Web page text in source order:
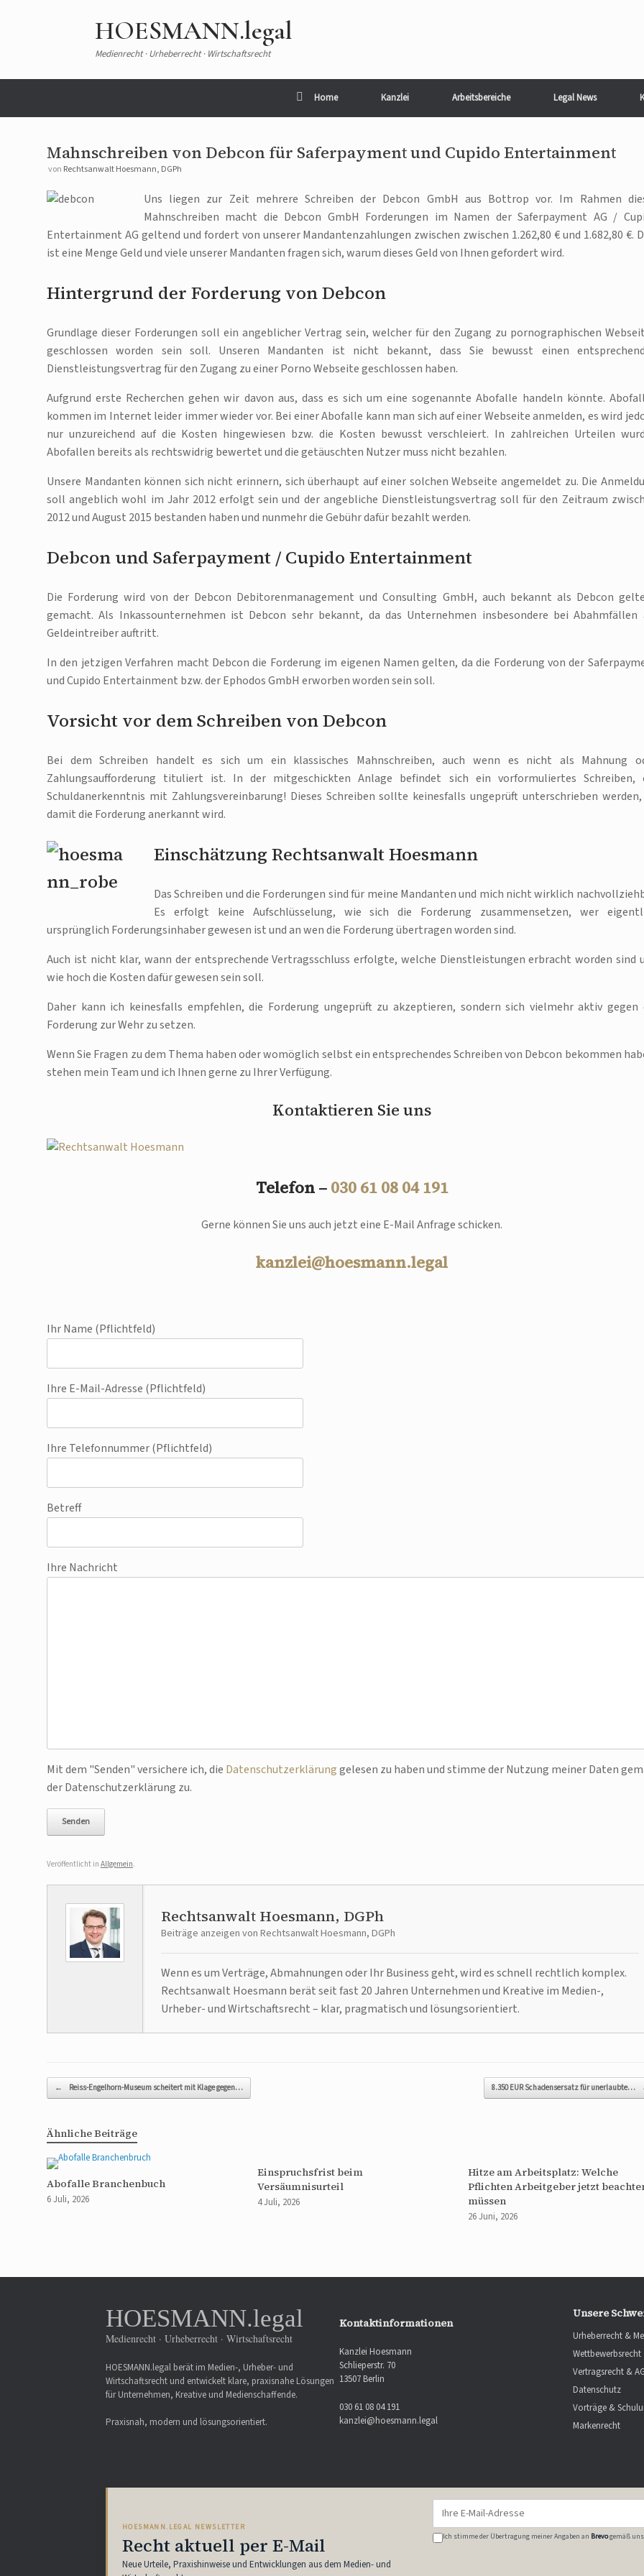
HOESMANN.legal
Medienrecht · Urheberrecht · Wirtschaftsrecht
Home Kanzlei Arbeitsbereiche Legal News
Mahnschreiben von Debcon für Saferpayment und Cupido Entertainment
von Rechtsanwalt Hoesmann, DGPh
Uns liegen zur Zeit mehrere Schreiben der Debcon GmbH aus Bottrop vor. Im Rahmen
Mahnschreiben macht die Debcon GmbH Forderungen im Namen der Saferpayment AG /
Entertainment AG geltend und fordert von unserer Mandantenzahlungen zwischen zwischen 1.262,80 € und 1.682,80 €.
ist eine Menge Geld und viele unserer Mandanten fragen sich, warum dieses Geld von Ihnen gefordert wird.
Hintergrund der Forderung von Debcon
Grundlage dieser Forderungen soll ein angeblicher Vertrag sein, welcher für den Zugang zu pornographischen
geschlossen worden sein soll. Unseren Mandanten ist nicht bekannt, dass Sie bewusst einen
Dienstleistungsvertrag für den Zugang zu einer Porno Webseite geschlossen haben.
Aufgrund erste Recherchen gehen wir davon aus, dass es sich um eine sogenannte Abofalle handeln könnte.
kommen im Internet leider immer wieder vor. Bei einer Abofalle kann man sich auf einer Webseite anmelden, es wird
nur unzureichend auf die Kosten hingewiesen bzw. die Kosten bewusst verschleiert. In zahlreichen Urteilen
Abofallen bereits als rechtswidrig bewertet und die getäuschten Nutzer muss nicht bezahlen.
Unsere Mandanten können sich nicht erinnern, sich überhaupt auf einer solchen Webseite angemeldet zu. Die
soll angeblich wohl im Jahr 2012 erfolgt sein und der angebliche Dienstleistungsvertrag soll für den Zeitraum
2012 und August 2015 bestanden haben und nunmehr die Gebühr dafür bezahlt werden.
Debcon und Saferpayment / Cupido Entertainment
Die Forderung wird von der Debcon Debitorenmanagement und Consulting GmbH, auch bekannt als Debcon
gemacht. Als Inkassounternehmen ist Debcon sehr bekannt, da das Unternehmen insbesondere bei Abahmfällen
Geldeintreiber auftritt.
In den jetzigen Verfahren macht Debcon die Forderung im eigenen Namen gelten, da die Forderung von der
und Cupido Entertainment bzw. der Ephodos GmbH erworben worden sein soll.
Vorsicht vor dem Schreiben von Debcon
Bei dem Schreiben handelt es sich um ein klassisches Mahnschreiben, auch wenn es nicht als Mahnung
Zahlungsaufforderung tituliert ist. In der mitgeschickten Anlage befindet sich ein vorformuliertes Schreiben,
Schuldanerkenntnis mit Zahlungsvereinbarung! Dieses Schreiben sollte keinesfalls ungeprüft unterschrieben
damit die Forderung anerkannt wird.
Einschätzung Rechtsanwalt Hoesmann
Das Schreiben und die Forderungen sind für meine Mandanten und mich nicht wirklich
Es erfolgt keine Aufschlüsselung, wie sich die Forderung zusammensetzen, wer
ursprünglich Forderungsinhaber gewesen ist und an wen die Forderung übertragen worden sind.
Auch ist nicht klar, wann der entsprechende Vertragsschluss erfolgte, welche Dienstleistungen erbracht worden sind
wie hoch die Kosten dafür gewesen sein soll.
Daher kann ich keinesfalls empfehlen, die Forderung ungeprüft zu akzeptieren, sondern sich vielmehr aktiv gegen
Forderung zur Wehr zu setzen.
Wenn Sie Fragen zu dem Thema haben oder womöglich selbst ein entsprechendes Schreiben von Debcon bekommen
stehen mein Team und ich Ihnen gerne zu Ihrer Verfügung.
Kontaktieren Sie uns
Telefon – 030 61 08 04 191
Gerne können Sie uns auch jetzt eine E-Mail Anfrage schicken.
kanzlei@hoesmann.legal
Ihr Name (Pflichtfeld)
Ihre E-Mail-Adresse (Pflichtfeld)
Ihre Telefonnummer (Pflichtfeld)
Betreff
Ihre Nachricht
Bitte lasse dieses Feld leer.
Mit dem "Senden" versichere ich, die Datenschutzerklärunggelesen zu haben und stimme der Nutzung meiner Daten
der Datenschutzerklärung zu.
Veröffentlicht in Allgemein.
Rechtsanwalt Hoesmann, DGPh
Beiträge anzeigen von Rechtsanwalt Hoesmann, DGPh
Wenn es um Verträge, Abmahnungen oder Ihr Business geht, wird es schnell rechtlich komplex.
Rechtsanwalt Hoesmann berät seit fast 20 Jahren Unternehmen und Kreative im Medien-,
Urheber- und Wirtschaftsrecht – klar, pragmatisch und lösungsorientiert.
Beitragsnavigation
← Reiss-Engelhorn-Museum scheitert mit Klage gegen… 8.350 EUR Schadensersatz für unerlaubte…
Ähnliche Beiträge
Abofalle Branchenbuch
6 Juli, 2026
Einspruchsfrist beim
Versäumnisurteil
4 Juli, 2026
Hitze am Arbeitsplatz: Welche
Pflichten Arbeitgeber jetzt
müssen
26 Juni, 2026
HOESMANN.legal
Medienrecht · Urheberrecht · Wirtschaftsrecht
HOESMANN.legal berät im Medien-, Urheber- und
Wirtschaftsrecht und entwickelt klare, praxisnahe Lösungen
für Unternehmen, Kreative und Medienschaffende.
Praxisnah, modern und lösungsorientiert.
Kontaktinformationen
Kanzlei Hoesmann
Schlieperstr. 70
13507 Berlin
030 61 08 04 191
kanzlei@hoesmann.legal
Unsere
Urheberrecht &
Wettbewerbsrecht
Vertragsrecht &
Datenschutz
Vorträge &
Markenrecht
HOESMANN.LEGAL NEWSLETTER
Recht aktuell per E-Mail
Neue Urteile, Praxishinweise und Entwicklungen aus dem Medien- und
Mail-
Adresse
Ich stimme der Übertragung meiner Angaben an Brevogemäß